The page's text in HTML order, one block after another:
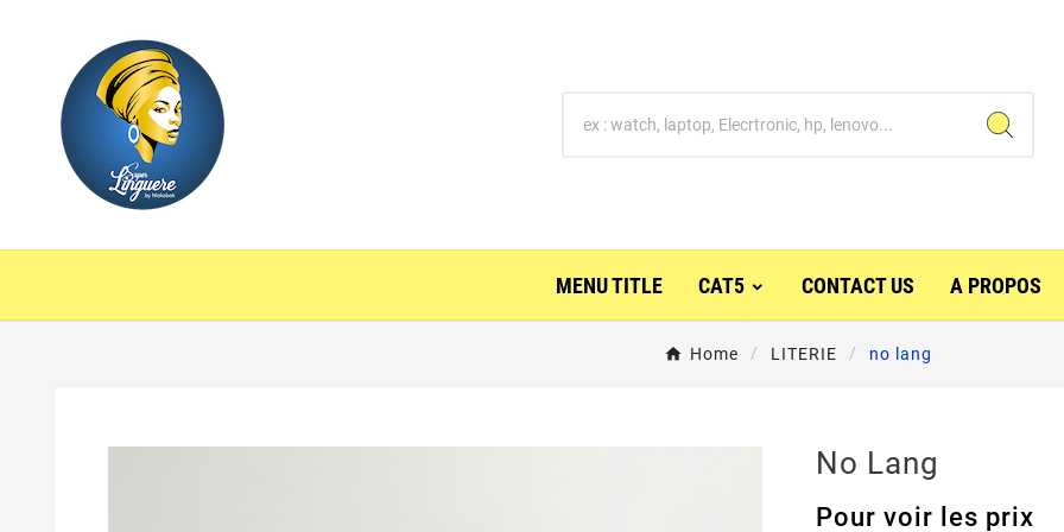
MENU TITLE CAT5 CONTACT US A PROPOS
Home LITERIE no lang
No Lang
Pour voir les prix